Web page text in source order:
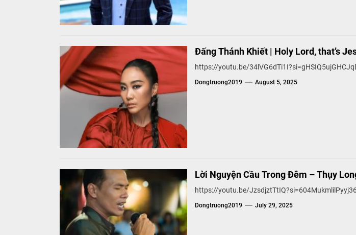
Đấng Thánh Khiết | Holy Lord, that’s
https://youtu.be/
Dongtruong2019 August 5, 2025
Lời Nguyện Cầu Trong Đêm – Thụy
https://youtu.be/
Dongtruong2019 July 29, 2025